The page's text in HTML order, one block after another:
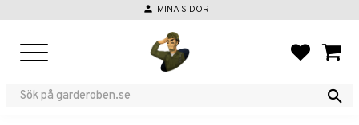
person MINA SIDOR